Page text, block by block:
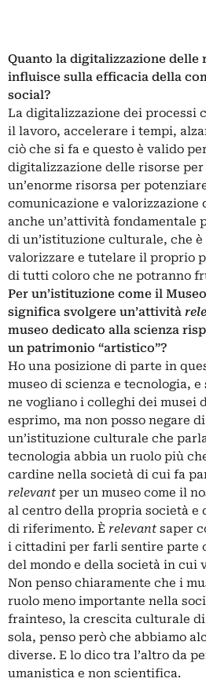
Quanto la digitalizzazione delle
influisce sulla efficacia della
social?
La digitalizzazione dei processi
il lavoro, accelerare i tempi,
ciò che si fa e questo è valido
digitalizzazione delle risorse per
un’enorme risorsa per
comunicazione e valorizzazione
anche un’attività fondamentale
di un’istituzione culturale, che
valorizzare e tutelare il proprio
di tutti coloro che ne potranno
Per un’istituzione come il
significa svolgere un’attività
museo dedicato alla scienza
un patrimonio “artistico”?
Ho una posizione di parte in
museo di scienza e tecnologia, e
ne vogliano i colleghi dei musei
esprimo, ma non posso negare
un’istituzione culturale che
tecnologia abbia un ruolo più
cardine nella società di cui fa
relevant per un museo come il
al centro della propria società e
di riferimento. È relevant saper
i cittadini per farli sentire parte
del mondo e della società in cui
Non penso chiaramente che i
ruolo meno importante nella
frainteso, la crescita culturale di
sola, penso però che abbiamo
diverse. E lo dico tra l’altro da
umanistica e non scientifica.